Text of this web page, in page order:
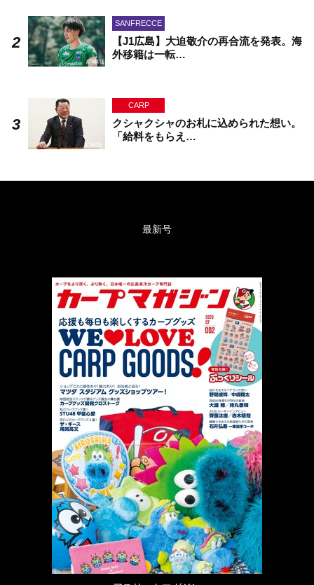
SANFRECCE
【J1広島】大迫敬介の再合流を発表。海
外移籍は一転…
CARP
クシャクシャのお札に込められた想い。
「給料をもらえ…
最新号